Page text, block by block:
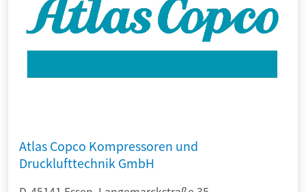
Atlas Copco Kompressoren und
Drucklufttechnik GmbH